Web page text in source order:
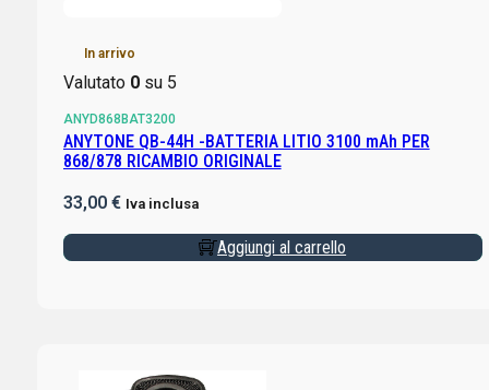
In arrivo
Valutato 0su 5
ANYD868BAT3200
ANYTONE QB-44H -BATTERIA LITIO 3100 mAh PER
868/878 RICAMBIO ORIGINALE
33,00 € Iva inclusa
Aggiungi al carrello